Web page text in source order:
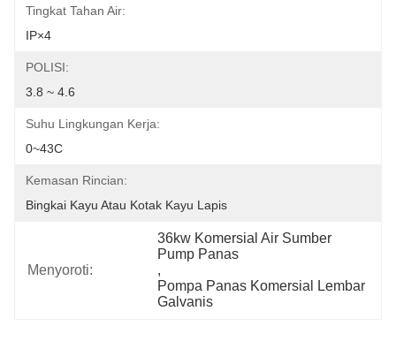
Tingkat Tahan Air:
IP×4
POLISI:
3.8 ~ 4.6
Suhu Lingkungan Kerja:
0~43C
Kemasan Rincian:
Bingkai Kayu Atau Kotak Kayu Lapis
Menyoroti:
36kw Komersial Air Sumber
Pump Panas
,
Pompa Panas Komersial Lembar
Galvanis